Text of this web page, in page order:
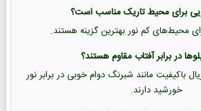
محیط‌های کم نور بهترین گزینه هستند.
باکیفیت مانند شبرنگ دوام خوبی در برابر نور
خورشید دارند.